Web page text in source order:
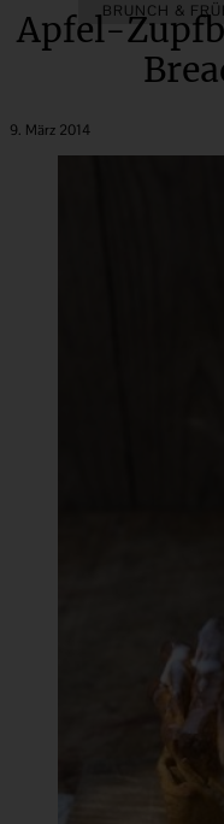
BRUNCH &
Apfel-
9. März 2014